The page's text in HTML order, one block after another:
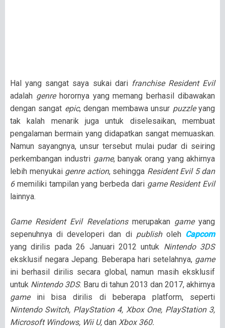
Hal yang sangat saya sukai dari franchise Resident Evil
adalah genre horornya yang memang berhasil dibawakan
dengan sangat epic, dengan membawa unsur puzzleyang
tak kalah menarik juga untuk diselesaikan, membuat
pengalaman bermain yang didapatkan sangat memuaskan.
Namun sayangnya, unsur tersebut mulai pudar di seiring
perkembangan industri game, banyak orang yang akhirnya
lebih menyukai genre action, sehingga Resident Evil 5 dan
6 memiliki tampilan yang berbeda dari game Resident Evil
lainnya.
Game Resident Evil Revelationsmerupakan gameyang
sepenuhnya di developeri dan di publish oleh Capcom
yang dirilis pada 26 Januari 2012 untuk Nintendo 3DS
eksklusif negara Jepang. Beberapa hari setelahnya, game
ini berhasil dirilis secara global, namun masih eksklusif
untuk Nintendo 3DS. Baru di tahun 2013 dan 2017, akhirnya
game ini bisa dirilis di beberapa platform, seperti
Nintendo Switch, PlayStation 4, Xbox One, PlayStation 3,
Microsoft Windows, Wii U, dan Xbox 360.